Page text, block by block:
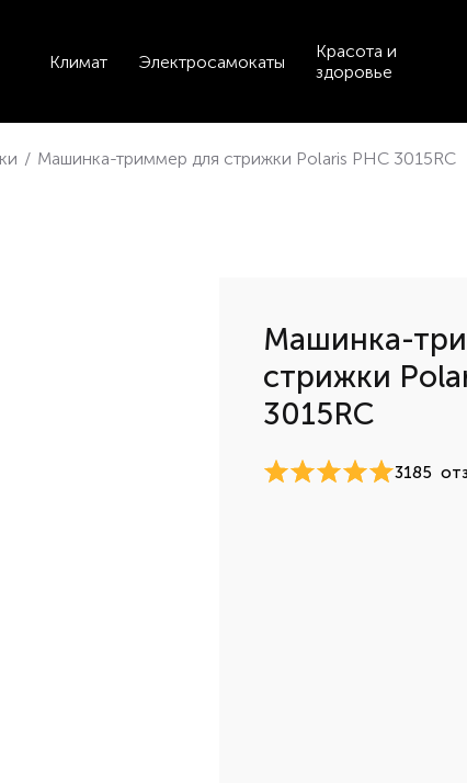
Климат Электросамокаты
Красота и
здоровье
/ Машинка-триммер для стрижки Polaris PHC 3015RC
Машинка-
стрижки
3015RC
3185